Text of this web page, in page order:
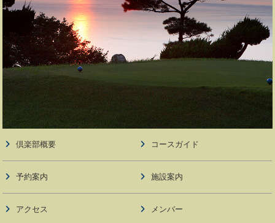
倶楽部概要 コースガイド
予約案内 施設案内
アクセス メンバー